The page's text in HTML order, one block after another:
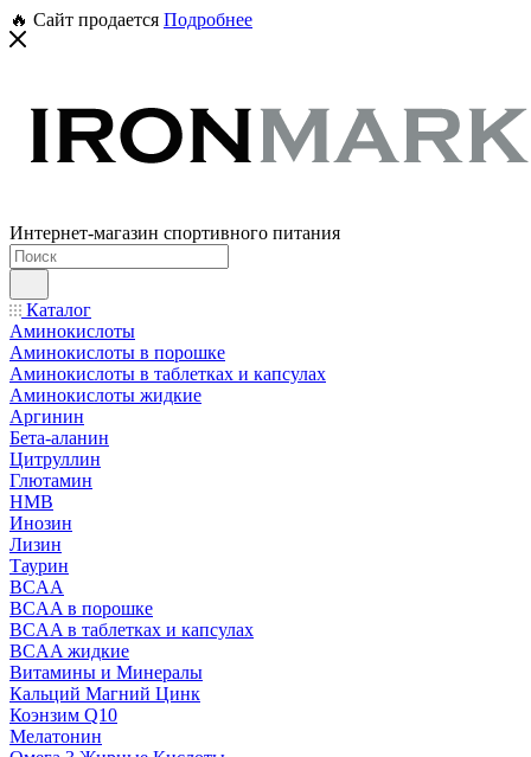
🔥 Сайт продается Подробнее
Интернет-магазин спортивного питания
Каталог
Аминокислоты
Аминокислоты в порошке
Аминокислоты в таблетках и капсулах
Аминокислоты жидкие
Аргинин
Бета-аланин
Цитруллин
Глютамин
HMB
Инозин
Лизин
Таурин
BCAA
BCAA в порошке
BCAA в таблетках и капсулах
BCAA жидкие
Витамины и Минералы
Кальций Магний Цинк
Коэнзим Q10
Мелатонин